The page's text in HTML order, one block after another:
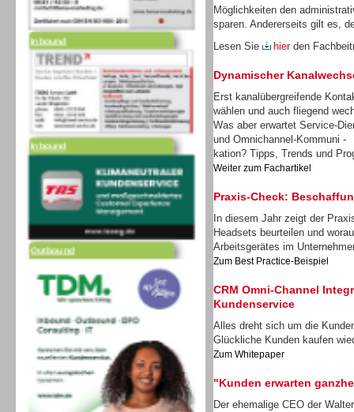
Inbound
Inbound
Outbound
Möglichkeiten den
sparen. Andererseits gilt es,
Lesen Sie
hier den
Dynamischer
Erst kanalübergreifende
wählen und auch fliegend
Was aber erwartet Service-
und Omnichannel-Kommuni -
kation? Tipps, Trends und
Weiter zum Fachartikel
Praxis-Check:
In diesem Jahr zeigt der
Headsets beurteilen und
Arbeitsgerätes im
Zum Best Practice-Beispiel
CRM Omni-Channel
Kundenservice
Alles dreht sich um die
Glückliche Kunden kaufen
Zum Whitepaper
"Kunden erwarten
Der ehemalige CEO der